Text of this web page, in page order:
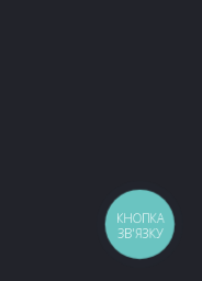
КНОПКА
ЗВ'ЯЗКУ